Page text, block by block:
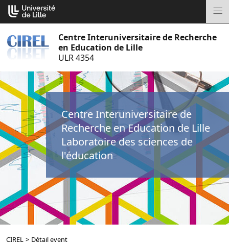
Aller
au
Centre Interuniversitaire de Recherche
en Education de Lille
ULR 4354
Centre Interuniversitaire de
Recherche en Education de Lille
Laboratoire des sciences de
l'éducation
CIREL > Détail event
Cookies management panel